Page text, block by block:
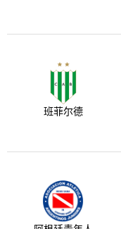
班菲尔德